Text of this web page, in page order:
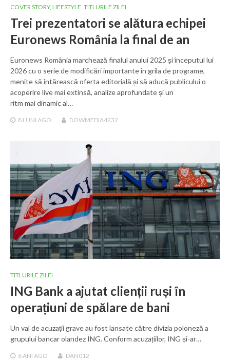
COVER STORY, LIFESTYLE, TITLURILE ZILEI
Trei prezentatori se alătura echipei
Euronews România la final de an
Euronews România marchează finalul anului 2025 și începutul lui
2026 cu o serie de modificări importante în grila de programe,
menite să întărească oferta editorială și să aducă publicului o
acoperire live mai extinsă, analize aprofundate și un
ritm mai dinamic al…
8 LUNI AGO DOWMEDIA4232
TITLURILE ZILEI
ING Bank a ajutat clienții ruși în
operațiuni de spălare de bani
Un val de acuzații grave au fost lansate către divizia poloneză a
grupului bancar olandez ING. Conform acuzațiilor, ING și-ar…
6 ANI AGO DAN012